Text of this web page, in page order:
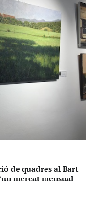
de quadres al Bart
mercat mensual